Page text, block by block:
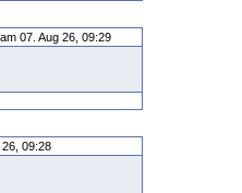
07. Aug 26, 09:29
09:28